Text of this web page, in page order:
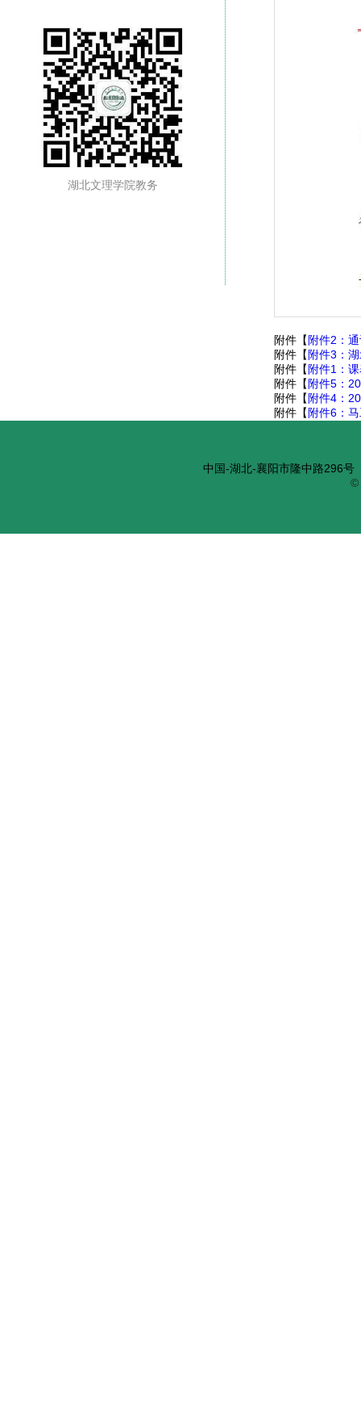
湖北文理学院教务
附件【 附件2：
附件【 附件3：
附件【 附件1：
附件【 附件5：
附件【 附件4：
附件【 附件6：
中国-湖北-襄阳市隆中路296
©